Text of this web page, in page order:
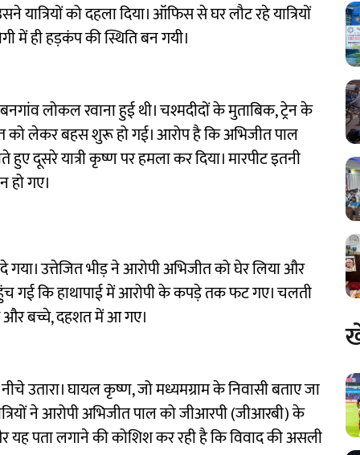
को दहला दिया। ऑफिस से घर लौट रहे यात्रियों
में ही हड़कंप की स्थिति बन गयी।
लोकल रवाना हुई थी। चश्मदीदों के मुताबिक, ट्रेन के
को लेकर बहस शुरू हो गई। आरोप है कि अभिजीत पाल
दूसरे यात्री कृष्ण पर हमला कर दिया। मारपीट इतनी
गए।
गया। उत्तेजित भीड़ ने आरोपी अभिजीत को घेर लिया और
गई कि हाथापाई में आरोपी के कपड़े तक फट गए। चलती
और बच्चे, दहशत में आ गए।
उतारा। घायल कृष्ण, जो मध्यमग्राम के निवासी बताए जा
ने आरोपी अभिजीत पाल को जीआरपी (जीआरबी) के
पता लगाने की कोशिश कर रही है कि विवाद की असली